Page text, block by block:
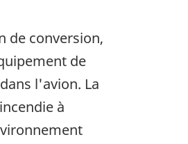
de conversion,
de
l'avion. La
à